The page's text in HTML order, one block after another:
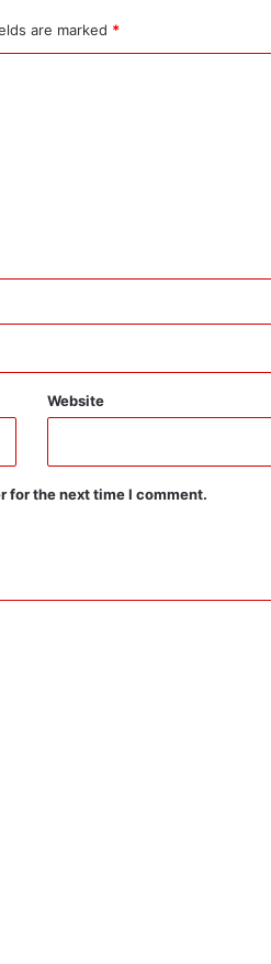
are marked *
Website
for the next time I comment.